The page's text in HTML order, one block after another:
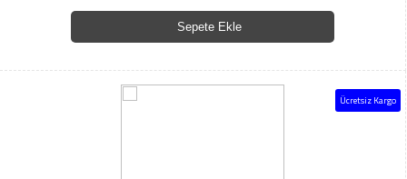
Sepete Ekle
Ücretsiz Kargo